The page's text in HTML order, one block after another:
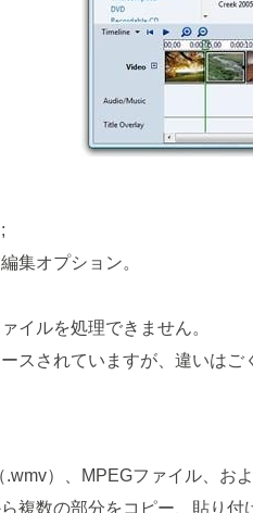
集オプション。
イルを処理できません。
スされていますが、違いはご
）、MPEGファイル、お
複数の部分をコピー、貼り